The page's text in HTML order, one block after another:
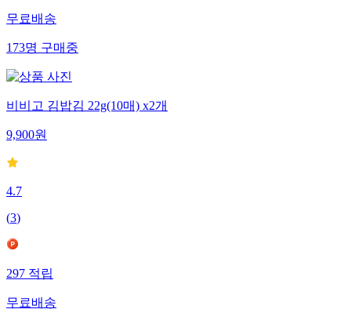
무료배송
173명구매중
비비고 김밥김 22g(10매) x2개
9,900원
4.7
(3)
297적립
무료배송